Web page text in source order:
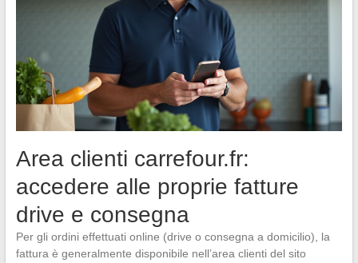
Area clienti carrefour.fr:
accedere alle proprie fatture
drive e consegna
Per gli ordini effettuati online (drive o consegna a domicilio), la
fattura è generalmente disponibile nell’area clienti del sito